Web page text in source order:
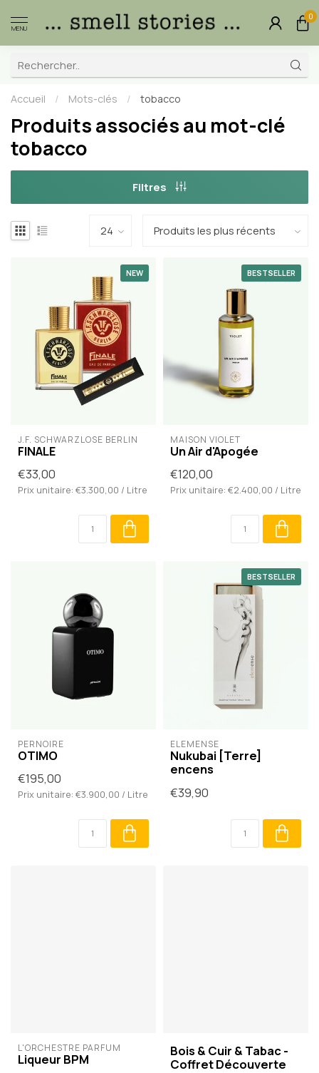
MENU
0
Accueil / Mots-clés / tobacco
Produits associés au mot-clé
tobacco
Filtres
NEW
J.F. SCHWARZLOSE BERLIN
FINALE
€33,00
Prix unitaire: €3.300,00 / Litre
BESTSELLER
MAISON VIOLET
Un Air d'Apogée
€120,00
Prix unitaire: €2.400,00 / Litre
PERNOIRE
OTIMO
€195,00
Prix unitaire: €3.900,00 / Litre
BESTSELLER
ELEMENSE
Nukubai [Terre]
encens
€39,90
L'ORCHESTRE PARFUM
Liqueur BPM
Bois & Cuir & Tabac -
Coffret Découverte